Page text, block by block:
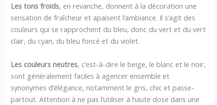
Les tons froids, en revanche, donnent à la décoration une
sensation de fraîcheur et apaisent l’ambiance. Il s’agit des
couleurs qui se rapprochent du bleu, donc du vert et du vert
clair, du cyan, du bleu foncé et du violet.
Les couleurs neutres, c’est-à-dire le beige, le blanc et le noir,
sont généralement faciles à agencer ensemble et
synonymes d’élégance, notamment le gris, chic et passe-
partout. Attention à ne pas l’utiliser à haute dose dans une